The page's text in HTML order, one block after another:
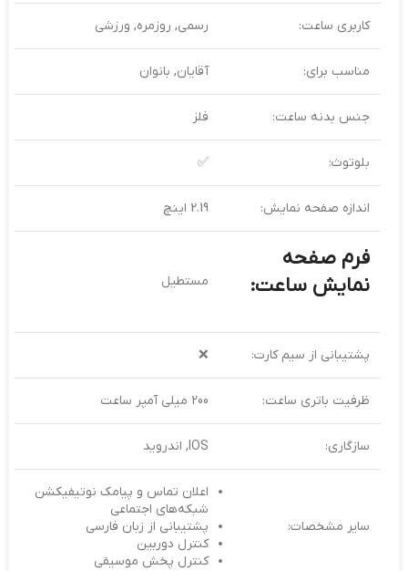
کاربری ساعت: رسمی, روزمره, ورزشی
مناسب برای: آقایان, بانوان
جنس بدنه ساعت: فلز
بلوتوث: ✅
اندازه صفحه نمایش: 2.19 اینچ
فرم صفحه
نمایش ساعت:
مستطیل
پشتیبانی از سیم‌ کارت: ❌
ظرفیت باتری ساعت: 200 میلی آمپر ساعت
سازگاری: IOS, اندروید
سایر مشخصات:
اعلان تماس و پیامک نوتیفیکشن
شبکه‌های اجتماعی
پشتیبانی از زبان فارسی
کنترل دوربین
کنترل پخش موسیقی